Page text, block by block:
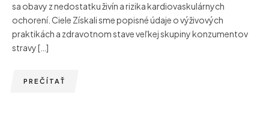
sa obavy z nedostatku živín a rizika kardiovaskulárnych
ochorení. Ciele Získali sme popisné údaje o výživových
praktikách a zdravotnom stave veľkej skupiny konzumentov
stravy […]
PREČÍTAŤ